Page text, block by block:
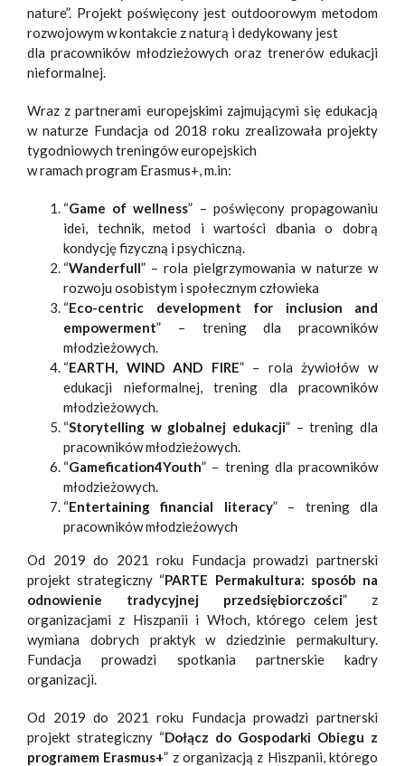
nature”. Projekt poświęcony jest outdoorowym metodom
rozwojowym w kontakcie z naturą i dedykowany jest
dla pracowników młodzieżowych oraz trenerów edukacji
nieformalnej.
Wraz z partnerami europejskimi zajmującymi się edukacją
w naturze Fundacja od 2018 roku zrealizowała projekty
tygodniowych treningów europejskich
w ramach program Erasmus+, m.in:
“Game of wellness” – poświęcony propagowaniu
idei, technik, metod i wartości dbania o dobrą
kondycję fizyczną i psychiczną.
“Wanderfull” – rola pielgrzymowania w naturze w
rozwoju osobistym i społecznym człowieka
“Eco-centric development for inclusion and
empowerment” – trening dla pracowników
młodzieżowych.
“EARTH, WIND AND FIRE” – rola żywiołów w
edukacji nieformalnej, trening dla pracowników
młodzieżowych.
“Storytelling w globalnej edukacji” – trening dla
pracowników młodzieżowych.
“Gamefication4Youth” – trening dla pracowników
młodzieżowych.
“Entertaining financial literacy” – trening dla
pracowników młodzieżowych
Od 2019 do 2021 roku Fundacja prowadzi partnerski
projekt strategiczny “PARTE Permakultura: sposób na
odnowienie tradycyjnej przedsiębiorczości” z
organizacjami z Hiszpanii i Włoch, którego celem jest
wymiana dobrych praktyk w dziedzinie permakultury.
Fundacja prowadzi spotkania partnerskie kadry
organizacji.
Od 2019 do 2021 roku Fundacja prowadzi partnerski
projekt strategiczny “Dołącz do Gospodarki Obiegu z
programem Erasmus+” z organizacją z Hiszpanii, którego